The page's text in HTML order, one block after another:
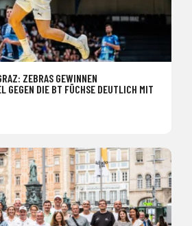
ZEBRAS GEWINNEN
GEGEN DIE BT FÜCHSE DEUTLICH MIT